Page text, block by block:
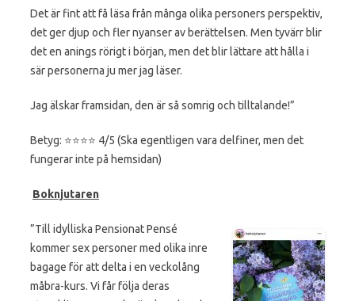
Det är fint att få läsa från många olika personers perspektiv,
det ger djup och fler nyanser av berättelsen. Men tyvärr blir
det en anings rörigt i början, men det blir lättare att hålla i
sär personerna ju mer jag läser.
Jag älskar framsidan, den är så somrig och tilltalande!”
Betyg: ⭐️⭐️⭐️⭐️ 4/5 (Ska egentligen vara delfiner, men det
fungerar inte på hemsidan)
Boknjutaren
”Till idylliska Pensionat Pensé
kommer sex personer med olika inre
bagage för att delta i en veckolång
måbra-kurs. Vi får följa deras